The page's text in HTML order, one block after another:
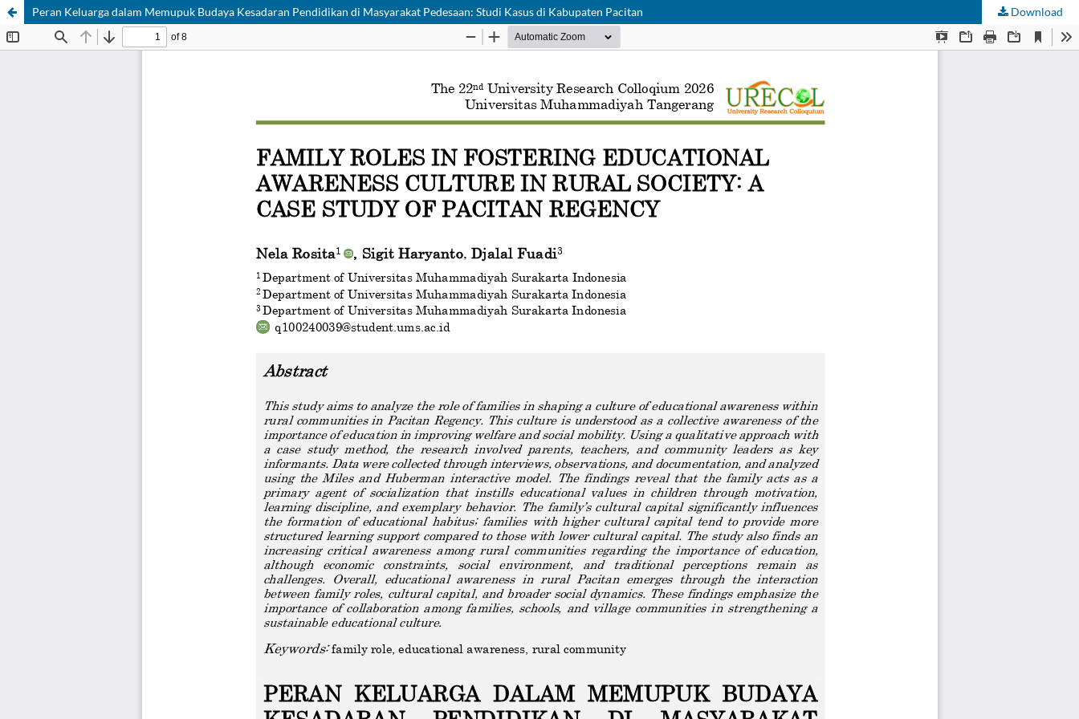
Peran Keluarga dalam Memupuk Budaya Kesadaran Pendidikan di Masyarakat Pedesaan: Studi Kasus di Kabupaten Pacitan Download